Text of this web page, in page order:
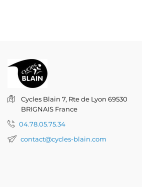
Cycles Blain 7, Rte de Lyon 69530
BRIGNAIS France
04.78.05.75.34
contact@cycles-blain.com